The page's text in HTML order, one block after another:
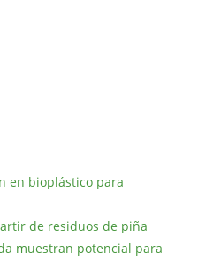
en bioplástico para
de residuos de piña
muestran potencial para